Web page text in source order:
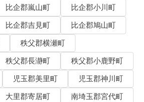
比企郡嵐山町
比企郡小川町
比企郡吉見町
比企郡鳩山町
秩父郡横瀬町
秩父郡長瀞町
秩父郡小鹿野町
児玉郡美里町
児玉郡神川町
大里郡寄居町
南埼玉郡宮代町